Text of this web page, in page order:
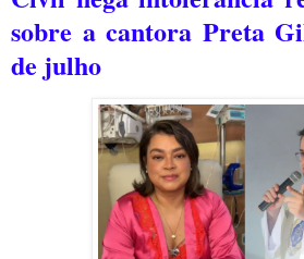
sobre a cantora Preta
de julho